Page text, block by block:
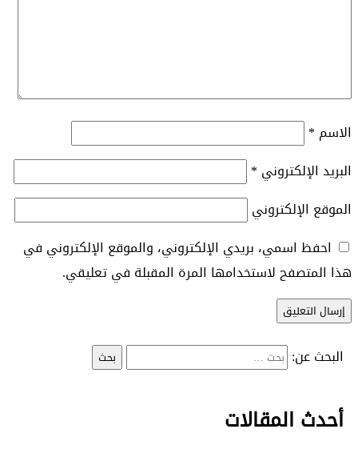
الاسم *
البريد الإلكتروني *
الموقع الإلكتروني
احفظ اسمي، بريدي الإلكتروني، والموقع الإلكتروني في
هذا المتصفح لاستخدامها المرة المقبلة في تعليقي.
البحث عن:
أحدث المقالات